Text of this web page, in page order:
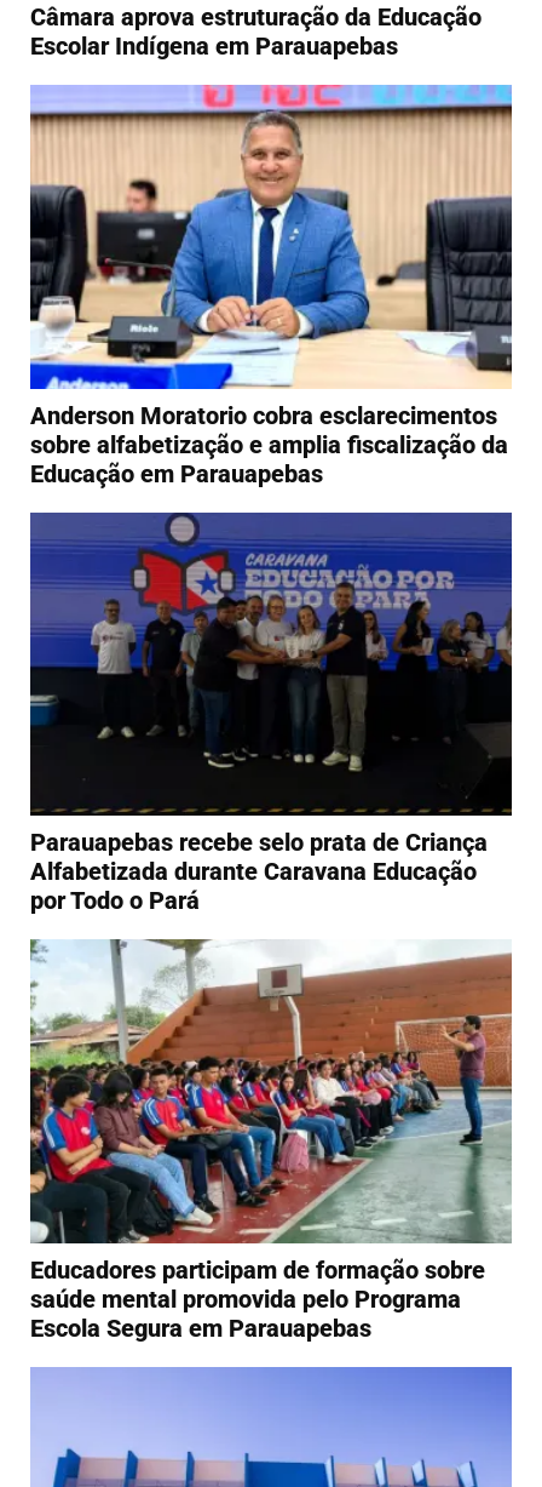
Câmara aprova estruturação da Educação
Escolar Indígena em Parauapebas
Anderson Moratorio cobra esclarecimentos
sobre alfabetização e amplia fiscalização da
Educação em Parauapebas
Parauapebas recebe selo prata de Criança
Alfabetizada durante Caravana Educação
por Todo o Pará
Educadores participam de formação sobre
saúde mental promovida pelo Programa
Escola Segura em Parauapebas